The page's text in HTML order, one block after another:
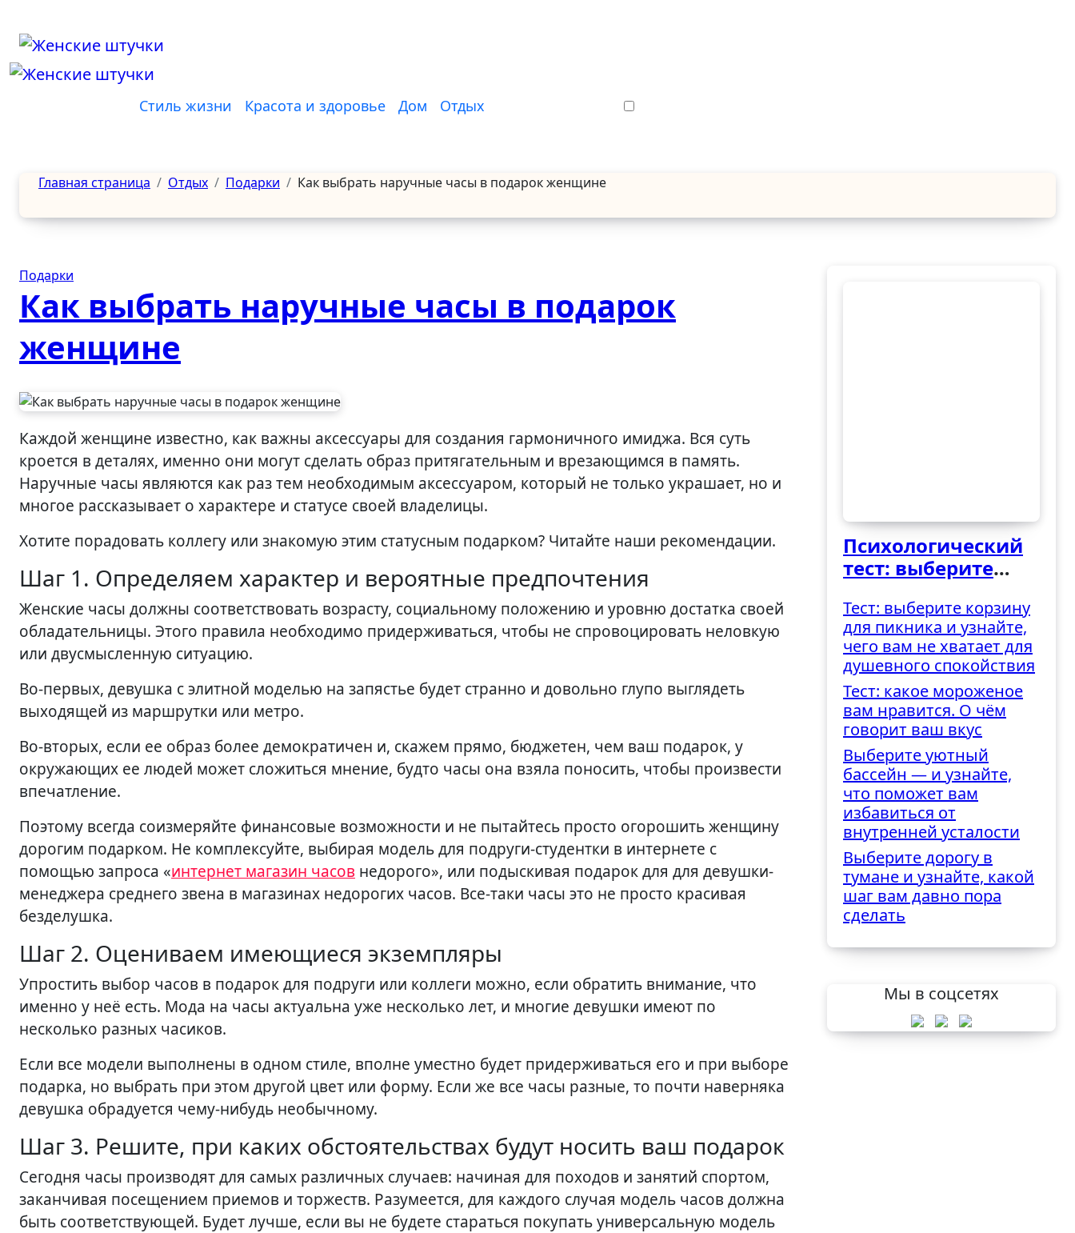
содержанию
Стиль жизни Красота и здоровье Дом Отдых
Главная страница Отдых Подарки Как выбрать наручные часы в подарок женщине
Подарки
Как выбрать наручные часы в подарок
женщине
Каждой женщине известно, как важны аксессуары для создания гармоничного имиджа. Вся суть
кроется в деталях, именно они могут сделать образ притягательным и врезающимся в память.
Наручные часы являются как раз тем необходимым аксессуаром, который не только украшает, но и
многое рассказывает о характере и статусе своей владелицы.
Хотите порадовать коллегу или знакомую этим статусным подарком? Читайте наши рекомендации.
Шаг 1. Определяем характер и вероятные предпочтения
Женские часы должны соответствовать возрасту, социальному положению и уровню достатка своей
обладательницы. Этого правила необходимо придерживаться, чтобы не спровоцировать неловкую
или двусмысленную ситуацию.
Во-первых, девушка с элитной моделью на запястье будет странно и довольно глупо выглядеть
выходящей из маршрутки или метро.
Во-вторых, если ее образ более демократичен и, скажем прямо, бюджетен, чем ваш подарок, у
окружающих ее людей может сложиться мнение, будто часы она взяла поносить, чтобы произвести
впечатление.
Поэтому всегда соизмеряйте финансовые возможности и не пытайтесь просто огорошить женщину
дорогим подарком. Не комплексуйте, выбирая модель для подруги-студентки в интернете с
помощью запроса «интернет магазин часов недорого», или подыскивая подарок для для девушки-
менеджера среднего звена в магазинах недорогих часов. Все-таки часы это не просто красивая
безделушка.
Шаг 2. Оцениваем имеющиеся экземпляры
Упростить выбор часов в подарок для подруги или коллеги можно, если обратить внимание, что
именно у неё есть. Мода на часы актуальна уже несколько лет, и многие девушки имеют по
несколько разных часиков.
Если все модели выполнены в одном стиле, вполне уместно будет придерживаться его и при выборе
подарка, но выбрать при этом другой цвет или форму. Если же все часы разные, то почти наверняка
девушка обрадуется чему-нибудь необычному.
Шаг 3. Решите, при каких обстоятельствах будут носить ваш подарок
Сегодня часы производят для самых различных случаев: начиная для походов и занятий спортом,
заканчивая посещением приемов и торжеств. Разумеется, для каждого случая модель часов должна
быть соответствующей. Будет лучше, если вы не будете стараться покупать универсальную модель
Психологический
тест: выберите
как вы
справляетесь с
трудностями
Тест: выберите корзину
для пикника и узнайте,
чего вам не хватает для
душевного спокойствия
Тест: какое мороженое
вам нравится. О чём
говорит ваш вкус
Выберите уютный
бассейн — и узнайте,
что поможет вам
избавиться от
внутренней усталости
Выберите дорогу в
тумане и узнайте, какой
шаг вам давно пора
сделать
Мы в соцсетях